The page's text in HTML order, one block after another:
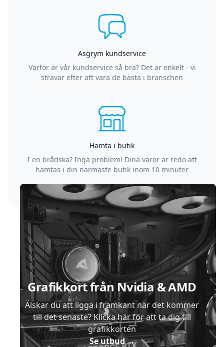
Asgrym kundservice
Varför är vår kundservice så bra? Det är enkelt - vi
strävar efter att vara de bästa i branschen
Hämta i butik
I en brådska? Inga problem! Dina varor är redo att
hämtas i din närmaste butik inom 10 minuter
Grafikkort från Nvidia & AMD
Älskar du att ligga i framkant när det kommer
till det senaste? Klicka här för att ta dig till
grafikkorten
Se utbud→